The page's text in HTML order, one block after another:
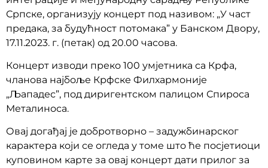
Српске, организују концерт под називом: „У част
предака, за будућност потомака” у Банском Двору,
17.11.2023. г. (петак) од 20.00 часова.
Концерт изводи преко 100 умјетника са Крфа,
чланова најбоље Крфске Филхармоније
„Љападес”, под диригентском палицом Спироса
Металиноса.
Овај догађај је добротворно – задужбинарског
карактера који се огледа у томе што ће посјетиоци
куповином карте за овај концерт дати прилог за